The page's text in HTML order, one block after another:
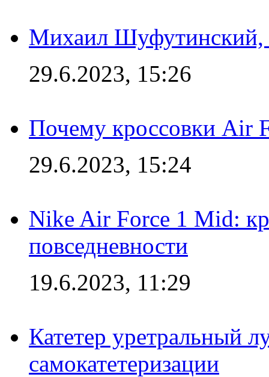
Михаил Шуфутинский,
29.6.2023, 15:26
Почему кроссовки Air
29.6.2023, 15:24
Nike Air Force 1 Mid:
повседневности
19.6.2023, 11:29
Катетер уретральный
самокатетеризации